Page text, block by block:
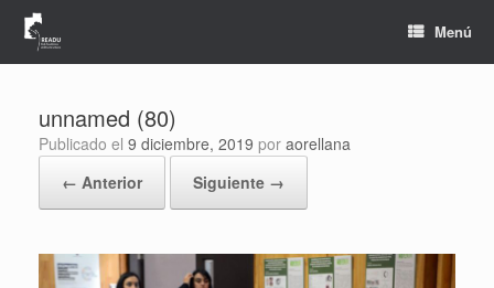
Saltar
contenido
Menú
unnamed (80)
Publicado el 9 diciembre, 2019 por aorellana
← Anterior
Siguiente →